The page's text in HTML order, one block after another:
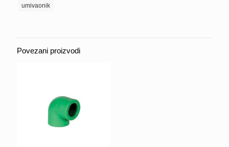
d32
umivaonik
Povezani proizvodi